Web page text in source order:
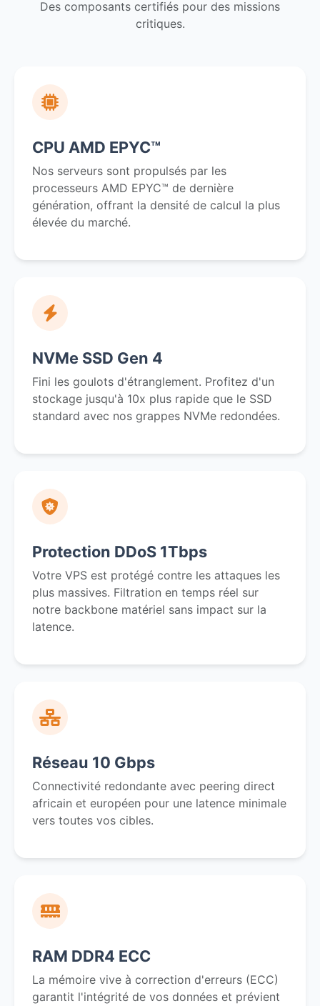
Des composants certifiés pour des missions
critiques.
CPU AMD EPYC™
Nos serveurs sont propulsés par les
processeurs AMD EPYC™ de dernière
génération, offrant la densité de calcul la plus
élevée du marché.
NVMe SSD Gen 4
Fini les goulots d'étranglement. Profitez d'un
stockage jusqu'à 10x plus rapide que le SSD
standard avec nos grappes NVMe redondées.
Protection DDoS 1Tbps
Votre VPS est protégé contre les attaques les
plus massives. Filtration en temps réel sur
notre backbone matériel sans impact sur la
latence.
Réseau 10 Gbps
Connectivité redondante avec peering direct
africain et européen pour une latence minimale
vers toutes vos cibles.
RAM DDR4 ECC
La mémoire vive à correction d'erreurs (ECC)
garantit l'intégrité de vos données et prévient